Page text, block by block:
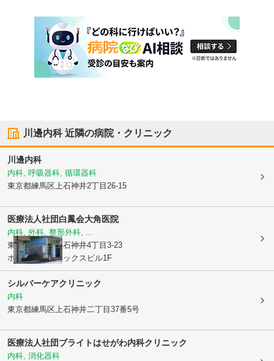
川邊内科近隣の病院・クリニック
川邊内科
内科, 呼吸器科, 循環器科
東京都練馬区 上石神井2丁目26-15
医療法人社団白鳳会大角医院
内科, 外科, 整形外科, ...
東京都練馬区上石神井4丁目3-23
ホワイトフェニックスビル1F
シルバーケアクリニック
内科
東京都練馬区 上石神井二丁目37番5号
医療法人社団ブライトはせがわ内科クリニック
内科, 消化器科